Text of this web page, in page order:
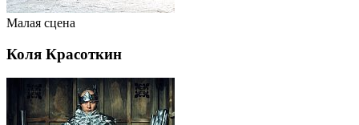
Малая сцена
Коля Красоткин